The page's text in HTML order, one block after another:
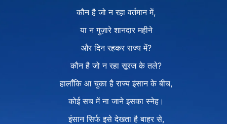
कौन है जो न रहा वर्तमान में,
या न गुज़ारे शानदार महीने
और दिन रहकर राज्य में?
कौन है जो न रहा सूरज के तले?
हालाँकि आ चुका है राज्य इंसान के बीच,
कोई सच में ना जाने इसका स्नेह।
इंसान सिर्फ इसे देखता है बाहर से,